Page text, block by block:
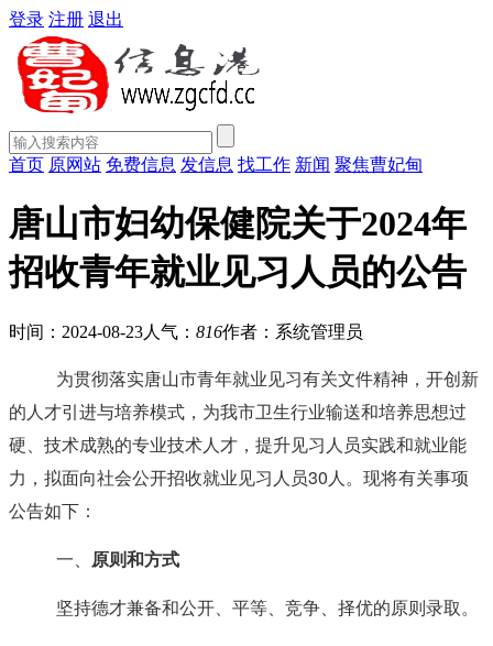
登录 注册 退出
首页 原网站 免费信息 发信息 找工作 新闻 聚焦曹妃甸
唐山市妇幼保健院关于2024年
招收青年就业见习人员的公告
时间：2024-08-23人气： 816作者：系统管理员
为贯彻落实唐山市青年就业见习有关文件精神，开创新
的人才引进与培养模式，为我市卫生行业输送和培养思想过
硬、技术成熟的专业技术人才，提升见习人员实践和就业能
力，拟面向社会公开招收就业见习人员30人。现将有关事项
公告如下：
一、 原则和方式
坚持德才兼备和公开、平等、竞争、择优的原则录取。